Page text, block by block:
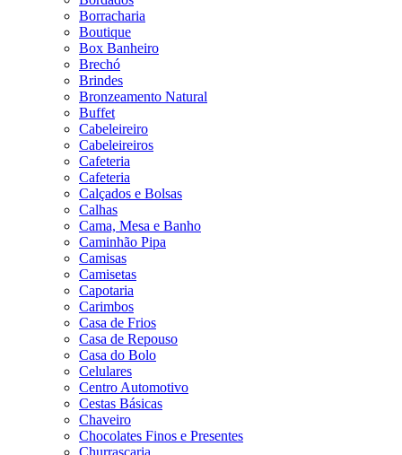
Borracharia
Boutique
Box Banheiro
Brechó
Brindes
Bronzeamento Natural
Buffet
Cabeleireiro
Cabeleireiros
Cafeteria
Cafeteria
Calçados e Bolsas
Calhas
Cama, Mesa e Banho
Caminhão Pipa
Camisas
Camisetas
Capotaria
Carimbos
Casa de Frios
Casa de Repouso
Casa do Bolo
Celulares
Centro Automotivo
Cestas Básicas
Chaveiro
Chocolates Finos e Presentes
Churrascaria